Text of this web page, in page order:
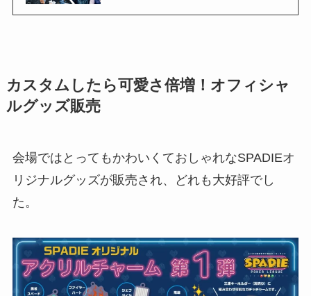
カスタムしたら可愛さ倍増！オフィシャ
ルグッズ販売
会場ではとってもかわいくておしゃれなSPADIEオ
リジナルグッズが販売され、どれも大好評でし
た。